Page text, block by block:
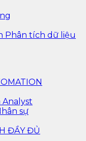
Phân tích dữ liệu
sự
ĐẦY ĐỦ